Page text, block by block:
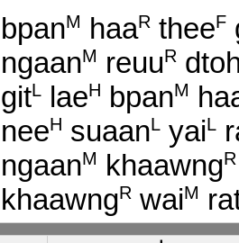
bpanM haaR theeF
ngaanM reuuR
gitL laeH bpanM
neeH suaanL yaiL
ngaanM khaawngR
khaawngR waiM